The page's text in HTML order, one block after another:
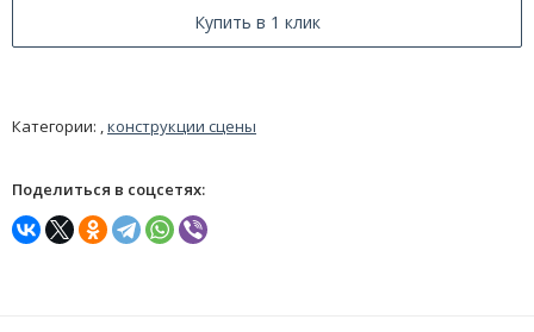
Купить в 1 клик
Категории: , конструкции сцены
Поделиться в соцсетях: